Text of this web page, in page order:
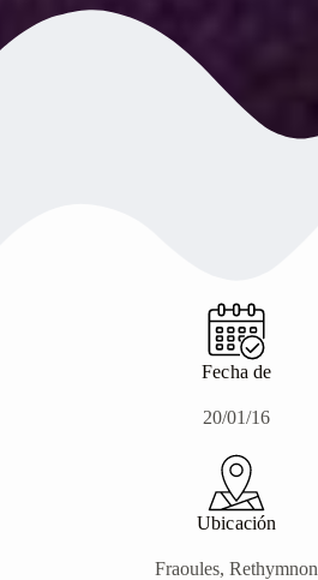
Fecha de
20/01/16
Ubicación
Fraoules, Rethymnon